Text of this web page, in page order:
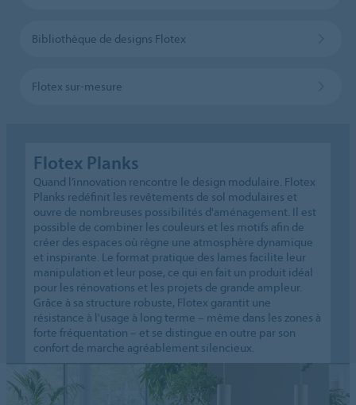
Bibliothèque de designs Flotex
Flotex sur-mesure
Flotex Planks
Quand l’innovation rencontre le design modulaire. Flotex
Planks redéfinit les revêtements de sol modulaires et
ouvre de nombreuses possibilités d'aménagement. Il est
possible de combiner les couleurs et les motifs afin de
créer des espaces où règne une atmosphère dynamique
et inspirante. Le format pratique des lames facilite leur
manipulation et leur pose, ce qui en fait un produit idéal
pour les rénovations et les projets de grande ampleur.
Grâce à sa structure robuste, Flotex garantit une
résistance à l'usage à long terme – même dans les zones à
forte fréquentation – et se distingue en outre par son
confort de marche agréablement silencieux.